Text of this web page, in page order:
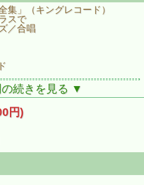
集」（キングレコード）
スで
／合唱
さん／早春賦／夏は来ぬ／花／
／故郷／ペチカ／椰子の実／夕
続きを見る ▼
円)